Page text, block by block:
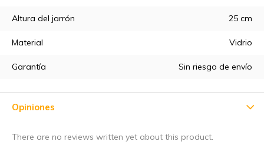
Altura del jarrón 25 cm
Material Vidrio
Garantía Sin riesgo de envío
Opiniones
There are no reviews written yet about this product.
nuestras novedades, ¡y consigue un
5% de descuento
en tu